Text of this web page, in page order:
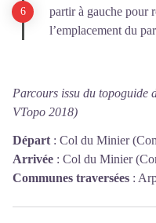
partir à gauche pour
l’emplacement du
Parcours issu du topoguide
VTopo 2018)
Départ : Col du Minier
Arrivée : Col du Minier
Communes traversées :